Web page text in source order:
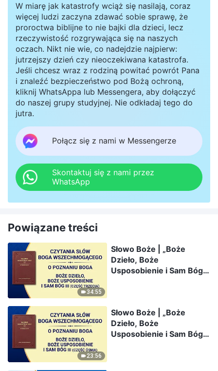
W miarę jak katastrofy wciąż się nasilają, coraz
więcej ludzi zaczyna zdawać sobie sprawę, że
proroctwa biblijne to nie bajki dla dzieci, lecz
rzeczywistość rozgrywająca się na naszych
oczach. Nikt nie wie, co nadejdzie najpierw:
jutrzejszy dzień czy nieoczekiwana katastrofa.
Jeśli chcesz wraz z rodziną powitać powrót Pana
i znaleźć bezpieczeństwo pod Bożą ochroną,
kliknij WhatsAppa lub Messengera, aby dołączyć
do naszej grupy studyjnej. Nie odkładaj tego do
jutra.
Połącz się z nami w Messengerze
Skontaktuj się z nami przez
WhatsApp
Powiązane treści
34:55
Słowo Boże | „Boże
Dzieło, Boże
Usposobienie i Sam Bóg
23:56
Słowo Boże | „Boże
Dzieło, Boże
Usposobienie i Sam Bóg